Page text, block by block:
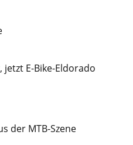
E-Bike-Eldorado
der MTB-Szene